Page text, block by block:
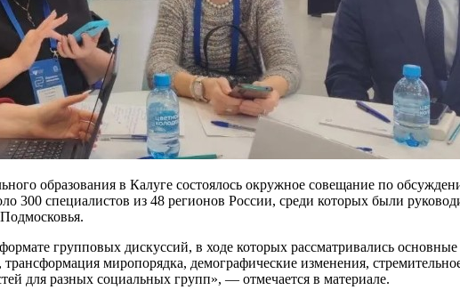
образования в Калуге состоялось окружное совещание по
300 специалистов из 48 регионов России, среди которых были
формате групповых дискуссий, в ходе которых рассматривались
трансформация миропорядка, демографические изменения,
для разных социальных групп», — отмечается в материале.